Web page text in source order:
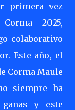
primera vez
2025,
colaborativo
Este año, el
Corma Maule
siempre ha
y este